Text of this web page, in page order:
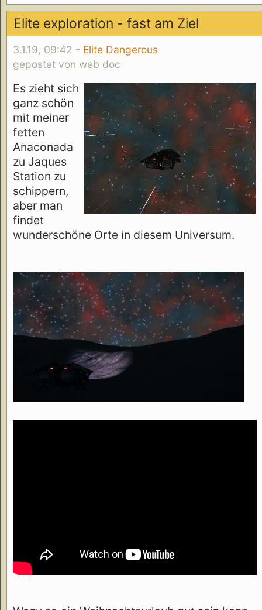
Elite exploration - fast am Ziel
3.1.19, 09:42 - Elite Dangerous
gepostet von web doc
Es zieht sich
ganz schön
mit meiner
fetten
Anaconada
zu Jaques
Station zu
schippern,
aber man
findet
wunderschöne Orte in diesem Universum.